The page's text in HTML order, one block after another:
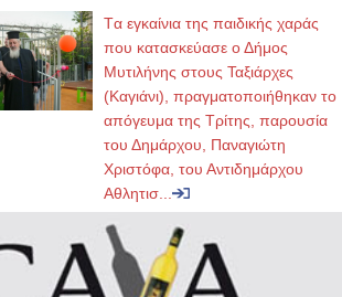
Tα εγκαίνια της παιδικής χαράς
που κατασκεύασε ο Δήμος
Μυτιλήνης στους Ταξιάρχες
(Καγιάνι), πραγματοποιήθηκαν το
απόγευμα της Τρίτης, παρουσία
του Δημάρχου, Παναγιώτη
Χριστόφα, του Αντιδημάρχου
Αθλητισ...
Έλενα Μπούμπα
Στρατιωτικός Ιατρός
Διδ.Παν.Αθηνών
Διπλωματούχος Ευρ.Ακαδημίας
Πάρνηθας 95-97 Αχαρναί
2102467085 & 6938502258
email- elenboumpa@gmail.com